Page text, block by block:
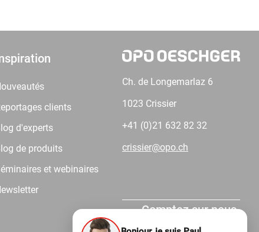
clients
d'experts
de produits
et webinaires
Ch. de Longemarlaz 6
1023 Crissier
+41 (0)21 632 82 32
crissier@opo.ch
Comptez sur nous.